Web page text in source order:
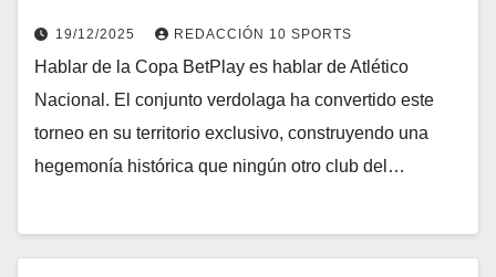
19/12/2025 REDACCIÓN 10 SPORTS
Hablar de la Copa BetPlay es hablar de Atlético
Nacional. El conjunto verdolaga ha convertido este
torneo en su territorio exclusivo, construyendo una
hegemonía histórica que ningún otro club del…